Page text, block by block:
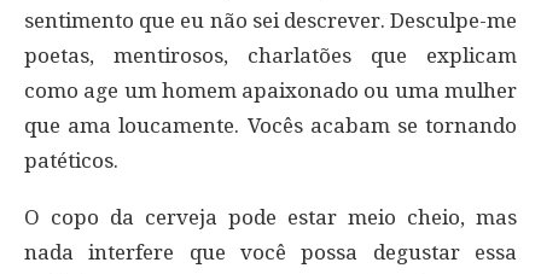
sentimento que eu não sei descrever. Desculpe-me
poetas, mentirosos, charlatões que explicam
como age um homem apaixonado ou uma mulher
que ama loucamente. Vocês acabam se tornando
patéticos.
O copo da cerveja pode estar meio cheio, mas
nada interfere que você possa degustar essa